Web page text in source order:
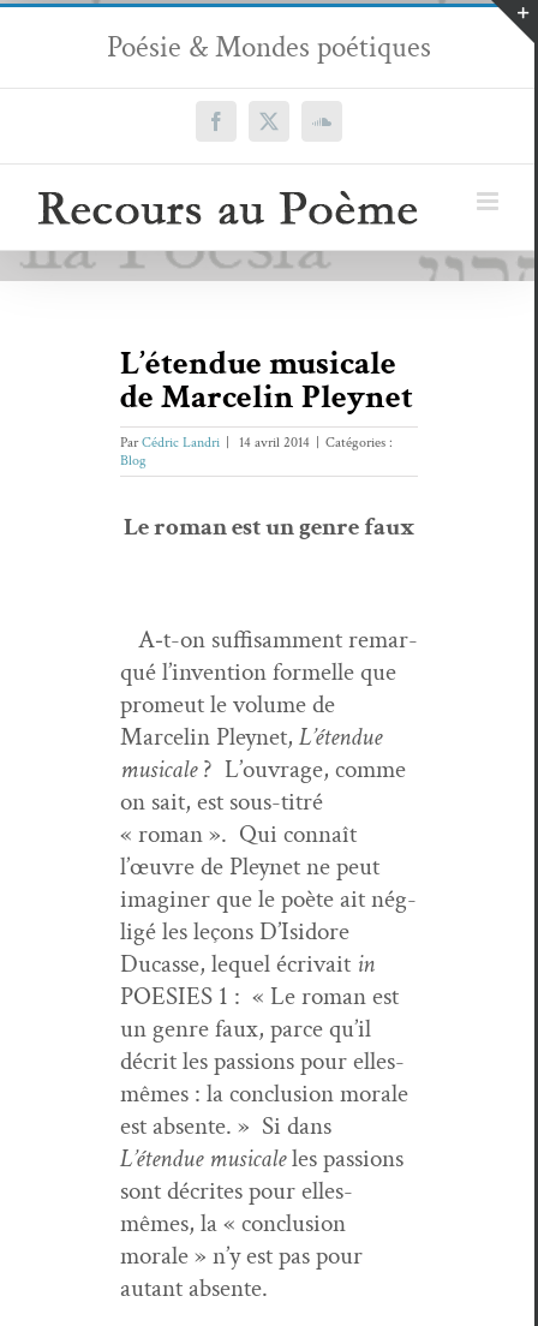
Passer
contenu
Poésie & Mondes poétiques
Facebook
X SoundCloud
L’étendue musicale
de Marcelin Pleynet
ParCédric Landri 14 avril 2014
Catégories :
Blog
Le roman est un genre faux
A‑t-on suff­isam­ment remar­
qué l’invention formelle que
promeut le vol­ume de
Marcelin Pleynet, L’étendue
musi­cale? L’ouvrage, comme
on sait, est sous-titré
« roman ». Qui con­naît
l’œuvre de Pleynet ne peut
imag­in­er que le poète ait nég­
ligé les leçons D’Isidore
Ducasse, lequel écrivait in
POESIES 1 : « Le roman est
un genre faux, parce qu’il
décrit les pas­sions pour elles-
mêmes : la con­clu­sion morale
est absente. » Si dans
L’étendue musi­caleles pas­sions
sont décrites pour elles-
mêmes, la « con­clu­sion
morale » n’y est pas pour
autant absente.